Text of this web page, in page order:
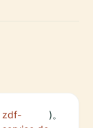
zdf-
)。